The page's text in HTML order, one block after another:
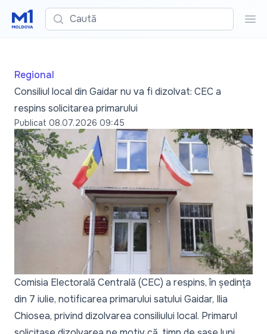
Caută
Regional
Consiliul local din Gaidar nu va fi dizolvat: CEC a
respins solicitarea primarului
Publicat 08.07.2026 09:45
Comisia Electorală Centrală (CEC) a respins, în ședința
din 7 iulie, notificarea primarului satului Gaidar, Ilia
Chiosea, privind dizolvarea consiliului local. Primarul